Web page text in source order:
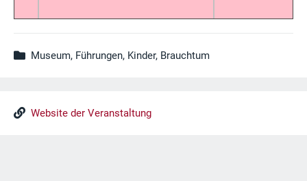
Museum, Führungen, Kinder, Brauchtum
Website der Veranstaltung